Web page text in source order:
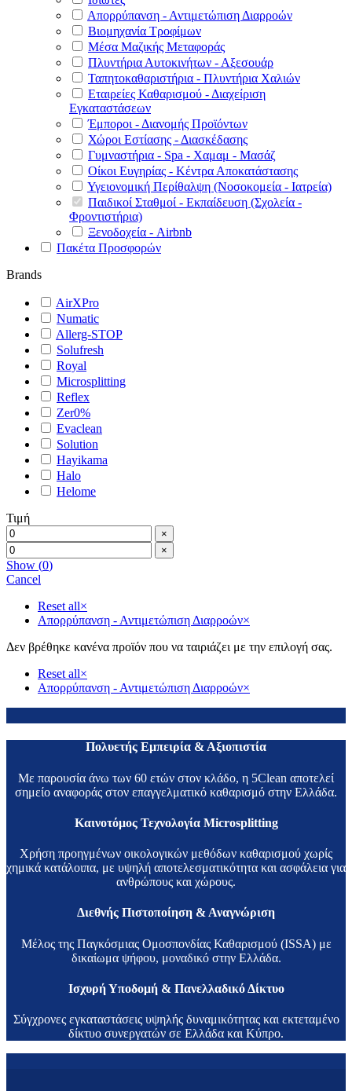
Απορρύπανση - Αντιμετώπιση Διαρροών
Βιομηχανία Τροφίμων
Μέσα Μαζικής Μεταφοράς
Πλυντήρια Αυτοκινήτων - Αξεσουάρ
Ταπητοκαθαριστήρια - Πλυντήρια Χαλιών
Εταιρείες Καθαρισμού - Διαχείριση
Εγκαταστάσεων
Έμποροι - Διανομής Προϊόντων
Χώροι Εστίασης - Διασκέδασης
Γυμναστήρια - Spa - Χαμαμ - Μασάζ
Οίκοι Ευγηρίας - Κέντρα Αποκατάστασης
Υγειονομική Περίθαλψη (Νοσοκομεία - Ιατρεία)
Παιδικοί Σταθμοί - Εκπαίδευση (Σχολεία -
Φροντιστήρια)
Ξενοδοχεία - Airbnb
Πακέτα Προσφορών
Brands
AirXPro
Numatic
Allerg-STOP
Solufresh
Royal
Microsplitting
Reflex
Zer0%
Evaclean
Solution
Hayikama
Halo
Helome
Τιμή
×
×
Show (0)
Cancel
Reset all×
Απορρύπανση - Αντιμετώπιση Διαρροών×
Δεν βρέθηκε κανένα προϊόν που να ταιριάζει με την επιλογή σας.
Reset all×
Απορρύπανση - Αντιμετώπιση Διαρροών×
Πολυετής Εμπειρία & Αξιοπιστία
Με παρουσία άνω των 60 ετών στον κλάδο, η 5Clean αποτελεί
σημείο αναφοράς στον επαγγελματικό καθαρισμό στην Ελλάδα.
Καινοτόμος Τεχνολογία Microsplitting
Χρήση προηγμένων οικολογικών μεθόδων καθαρισμού χωρίς
χημικά κατάλοιπα, με υψηλή αποτελεσματικότητα και ασφάλεια για
ανθρώπους και χώρους.
Διεθνής Πιστοποίηση & Αναγνώριση
Μέλος της Παγκόσμιας Ομοσπονδίας Καθαρισμού (ISSA) με
δικαίωμα ψήφου, μοναδικό στην Ελλάδα.
Ισχυρή Υποδομή & Πανελλαδικό Δίκτυο
Σύγχρονες εγκαταστάσεις υψηλής δυναμικότητας και εκτεταμένο
δίκτυο συνεργατών σε Ελλάδα και Κύπρο.